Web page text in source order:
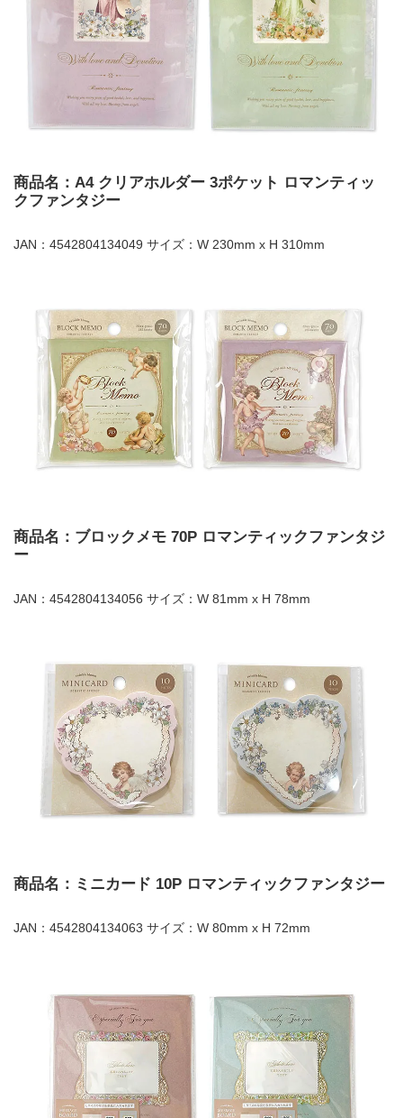
商品名：A4 クリアホルダー 3ポケット ロマンティッ
クファンタジー
JAN：4542804134049 サイズ：W 230mm x H 310mm
商品名：ブロックメモ 70P ロマンティックファンタジ
ー
JAN：4542804134056 サイズ：W 81mm x H 78mm
商品名：ミニカード 10P ロマンティックファンタジー
JAN：4542804134063 サイズ：W 80mm x H 72mm